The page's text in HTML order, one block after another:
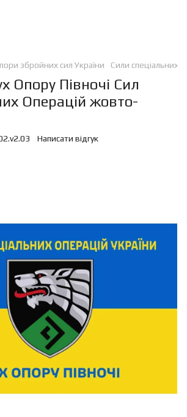
збройних сил України Сили спеціальних
Опору Півночі Сил
Операцій жовто-
Написати відгук